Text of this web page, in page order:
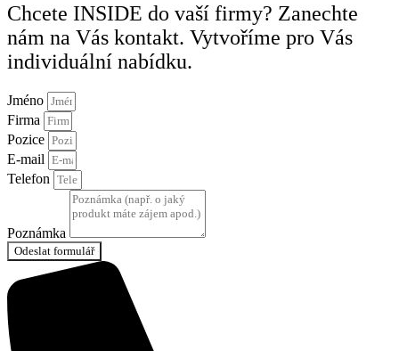
Chcete INSIDE do vaší firmy? Zanechte
nám na Vás kontakt. Vytvoříme pro Vás
individuální nabídku.
Jméno
Firma
Pozice
E-mail
Telefon
Poznámka
Odeslat formulář